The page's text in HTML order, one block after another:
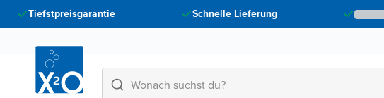
Tiefstpreisgarantie Schnelle Lieferung